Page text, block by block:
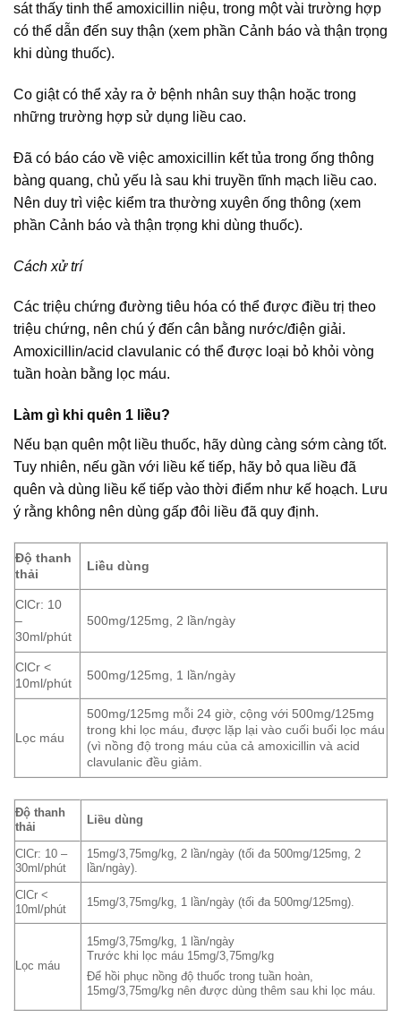
sát thấy tinh thể amoxicillin niệu, trong một vài trường hợp
có thể dẫn đến suy thận (xem phần Cảnh báo và thận trọng
khi dùng thuốc).
Co giật có thể xảy ra ở bệnh nhân suy thận hoặc trong
những trường hợp sử dụng liều cao.
Đã có báo cáo về việc amoxicillin kết tủa trong ống thông
bàng quang, chủ yếu là sau khi truyền tĩnh mạch liều cao.
Nên duy trì việc kiểm tra thường xuyên ống thông (xem
phần Cảnh báo và thận trọng khi dùng thuốc).
Cách xử trí
Các triệu chứng đường tiêu hóa có thể được điều trị theo
triệu chứng, nên chú ý đến cân bằng nước/điện giải.
Amoxicillin/acid clavulanic có thể được loại bỏ khỏi vòng
tuần hoàn bằng lọc máu.
Làm gì khi quên 1 liều?
Nếu bạn quên một liều thuốc, hãy dùng càng sớm càng tốt.
Tuy nhiên, nếu gần với liều kế tiếp, hãy bỏ qua liều đã
quên và dùng liều kế tiếp vào thời điểm như kế hoạch. Lưu
ý rằng không nên dùng gấp đôi liều đã quy định.
Độ thanh
thải
Liều dùng
ClCr: 10
–
30ml/phút
500mg/125mg, 2 lần/ngày
ClCr <
10ml/phút
500mg/125mg, 1 lần/ngày
Lọc máu
500mg/125mg mỗi 24 giờ, cộng với 500mg/125mg
trong khi lọc máu, được lặp lại vào cuối buổi lọc máu
(vì nồng độ trong máu của cả amoxicillin và acid
clavulanic đều giảm.
Độ thanh
thải
Liều dùng
ClCr: 10 –
30ml/phút
15mg/3,75mg/kg, 2 lần/ngày (tối đa 500mg/125mg, 2
lần/ngày).
ClCr <
10ml/phút
15mg/3,75mg/kg, 1 lần/ngày (tối đa 500mg/125mg).
Lọc máu
15mg/3,75mg/kg, 1 lần/ngày
Trước khi lọc máu 15mg/3,75mg/kg
Để hồi phục nồng độ thuốc trong tuần hoàn,
15mg/3,75mg/kg nên được dùng thêm sau khi lọc máu.